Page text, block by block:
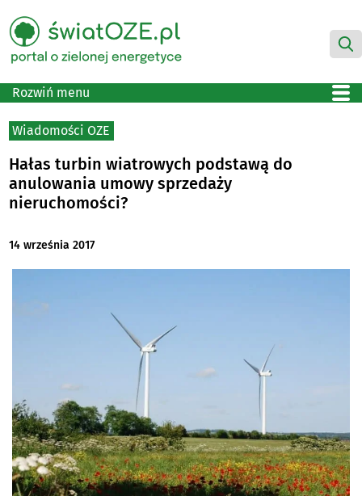
Rozwiń menu
Wiadomości OZE
Hałas turbin wiatrowych podstawą do
anulowania umowy sprzedaży
nieruchomości?
14 września 2017